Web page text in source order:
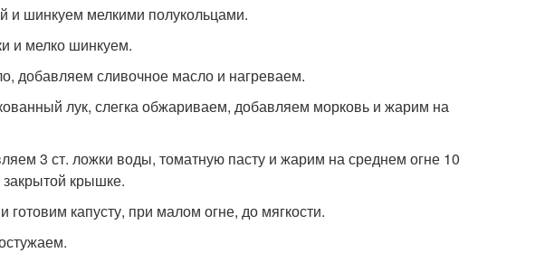
шинкуем мелкими полукольцами.
и мелко шинкуем.
добавляем сливочное масло и нагреваем.
лук, слегка обжариваем, добавляем морковь и жарим на
3 ст. ложки воды, томатную пасту и жарим на среднем огне 10
крышке.
капусту, при малом огне, до мягкости.